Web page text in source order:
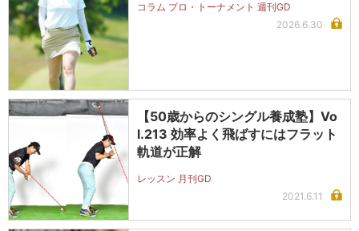
コラム プロ・トーナメント 週刊GD
2026.6.30
【50歳からのシングル養成塾】Vo
l.213 効率よく飛ばすにはフラット
軌道が正解
レッスン 月刊GD
2021.6.11